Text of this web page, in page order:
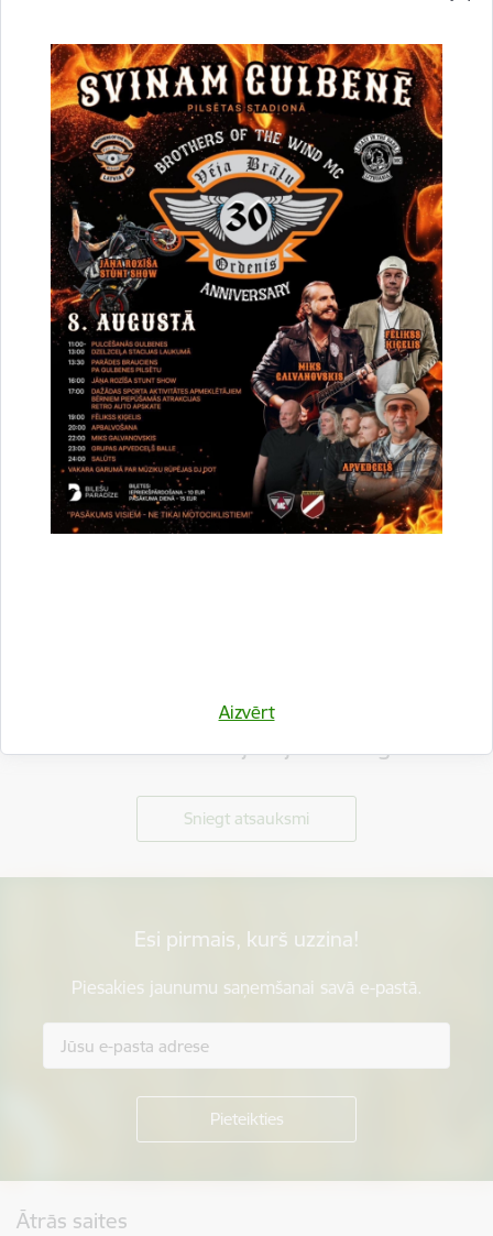
Aizvērt
„Būvdarbu veikšana projektā „Ūdenssaimniecības
pagasta Gulbīša ciemā”", iepirkuma identifikācijas Nr. GND-
2014/17/ERAF.
Gulbenes novada domes iepirkumu komisija 2014.gada
3.jūnijā nolēmusi atzīt par uzvarētāju SIA “Siltumkomforts”,
reģ. Nr. 40003797725, ar līgumcenu bez PVN EUR
189416,11.
Drukāt lapu
Dalīties
Vai šī informācija bija noderīga?
Sniegt atsauksmi
Esi pirmais, kurš uzzina!
Piesakies jaunumu saņemšanai savā e-pastā.
Ātrās saites